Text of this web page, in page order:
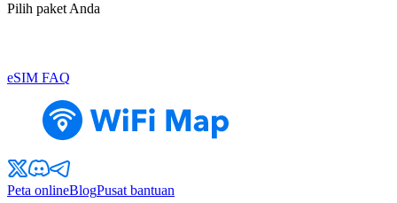
Pilih paket Anda
eSIM FAQ
Peta onlineBlogPusat bantuan